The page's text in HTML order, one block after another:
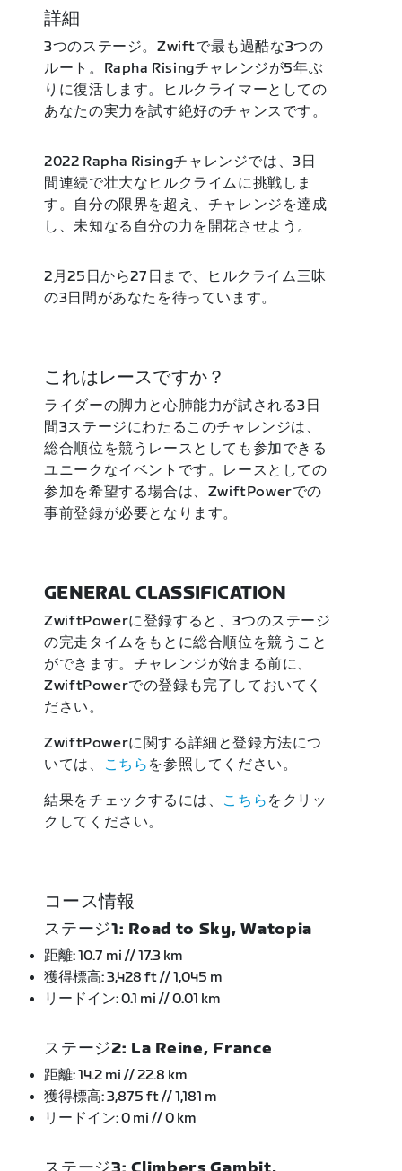
詳細
3つのステージ。Zwiftで最も過酷な3つの
ルート。Rapha Risingチャレンジが5年ぶ
りに復活します。ヒルクライマーとしての
あなたの実力を試す絶好のチャンスです。
2022 Rapha Risingチャレンジでは、3日
間連続で壮大なヒルクライムに挑戦しま
す。自分の限界を超え、チャレンジを達成
し、未知なる自分の力を開花させよう。
2月25日から27日まで、ヒルクライム三昧
の3日間があなたを待っています。
これはレースですか？
ライダーの脚力と心肺能力が試される3日
間3ステージにわたるこのチャレンジは、
総合順位を競うレースとしても参加できる
ユニークなイベントです。レースとしての
参加を希望する場合は、ZwiftPowerでの
事前登録が必要となります。
GENERAL CLASSIFICATION
ZwiftPowerに登録すると、3つのステージ
の完走タイムをもとに総合順位を競うこと
ができます。チャレンジが始まる前に、
ZwiftPowerでの登録も完了しておいてく
ださい。
ZwiftPowerに関する詳細と登録方法につ
いては、
こちら を参照してください。
結果をチェックするには、 こちら をクリッ
クしてください。
コース情報
ステージ1: Road to Sky, Watopia
距離: 10.7 mi // 17.3 km
獲得標高: 3,428 ft // 1,045 m
リードイン: 0.1 mi // 0.01 km
ステージ2: La Reine, France
距離: 14.2 mi // 22.8 km
獲得標高: 3,875 ft // 1,181 m
リードイン: 0 mi // 0 km